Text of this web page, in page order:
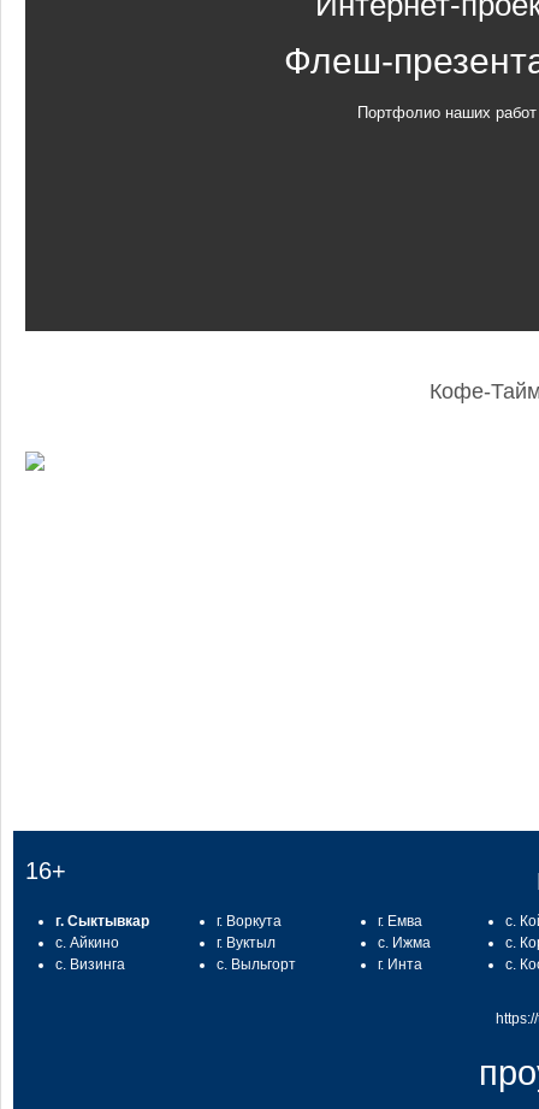
Флеш-
Портфолио наших работ
Кофе-
16+
г. Сыктывкар
с. Айкино
с. Визинга
г. Воркута
г. Вуктыл
с. Выльгорт
г. Емва
с. Ижма
г. Инта
с.
с.
с.